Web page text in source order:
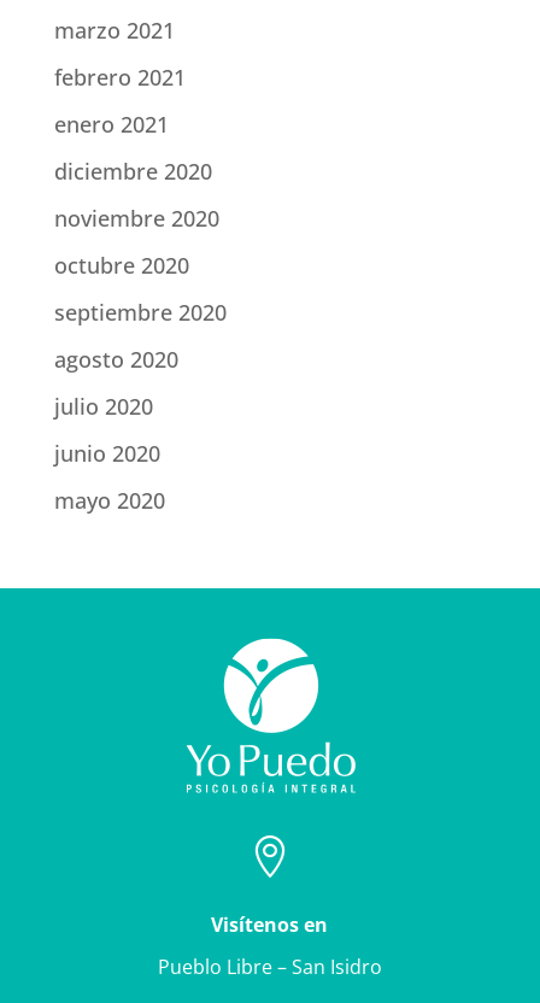
marzo 2021
febrero 2021
enero 2021
diciembre 2020
noviembre 2020
octubre 2020
septiembre 2020
agosto 2020
julio 2020
junio 2020
mayo 2020

Visítenos en
Pueblo Libre – San Isidro